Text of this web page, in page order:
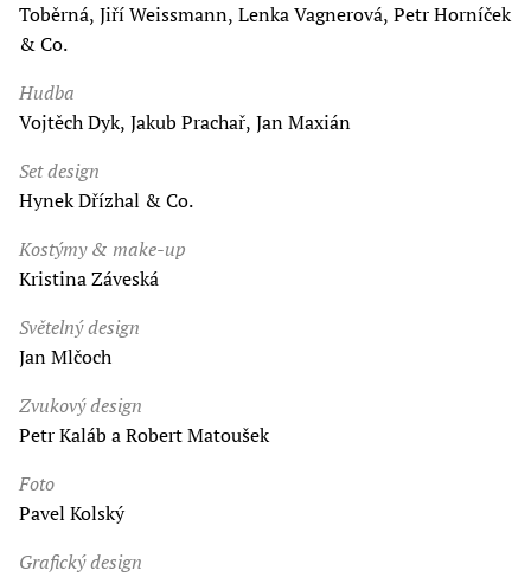
Toběrná, Jiří Weissmann, Lenka Vagnerová, Petr Horníček
& Co.
Hudba
Vojtěch Dyk, Jakub Prachař, Jan Maxián
Set design
Hynek Dřízhal & Co.
Kostýmy & make-up
Kristina Záveská
Světelný design
Jan Mlčoch
Zvukový design
Petr Kaláb a Robert Matoušek
Foto
Pavel Kolský
Grafický design